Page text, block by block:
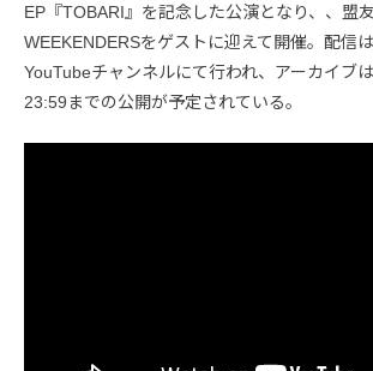
EP『TOBARI』を記念した公演となり、、盟
WEEKENDERSをゲストに迎えて開催。配信
YouTubeチャンネルにて行われ、アーカイブ
23:59までの公開が予定されている。